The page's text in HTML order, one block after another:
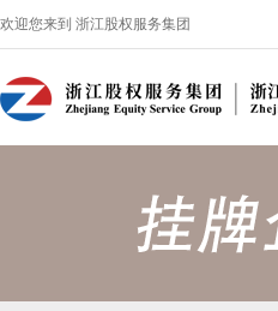
欢迎您来到 浙江股权服务集团